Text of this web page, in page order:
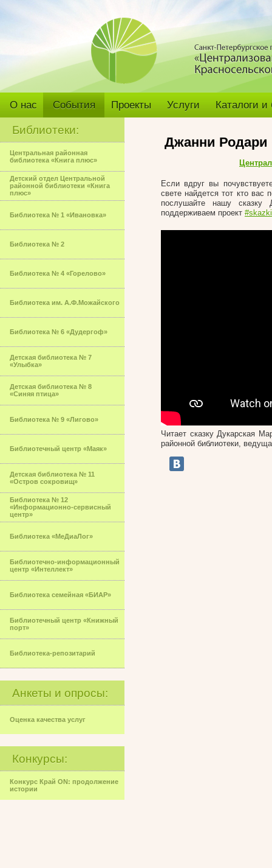
О нас События Проекты Услуги Каталоги
Библиотеки:
Центральная районная
библиотека «Книга плюс»
Детский отдел Центральной
районной библиотеки «Книга
плюс»
Библиотека № 1 «Ивановка»
Библиотека № 2
Библиотека № 4 «Горелово»
Библиотека им. А.Ф.Можайского
Библиотека № 6 «Дудергоф»
Детская библиотека № 7
«Улыбка»
Детская библиотека № 8
«Синяя птица»
Библиотека № 9 «Лигово»
Библиотечный центр «Маяк»
Детская библиотека № 11
«Остров сокровищ»
Библиотека № 12
«Информационно-сервисный
центр»
Библиотека «МеДиаЛог»
Библиотечно-информационный
центр «Интеллект»
Библиотека семейная «БИАР»
Библиотечный центр «Книжный
порт»
Библиотека-репозитарий
Анкеты и опросы:
Оценка качества услуг
Конкурсы:
Конкурс Край ON: продолжение
истории
Джанни Родари
Если вдруг вы
свете найдется тот кто
послушайте нашу
поддерживаем проект
Читает сказку Дукарская
районной библиотеки,